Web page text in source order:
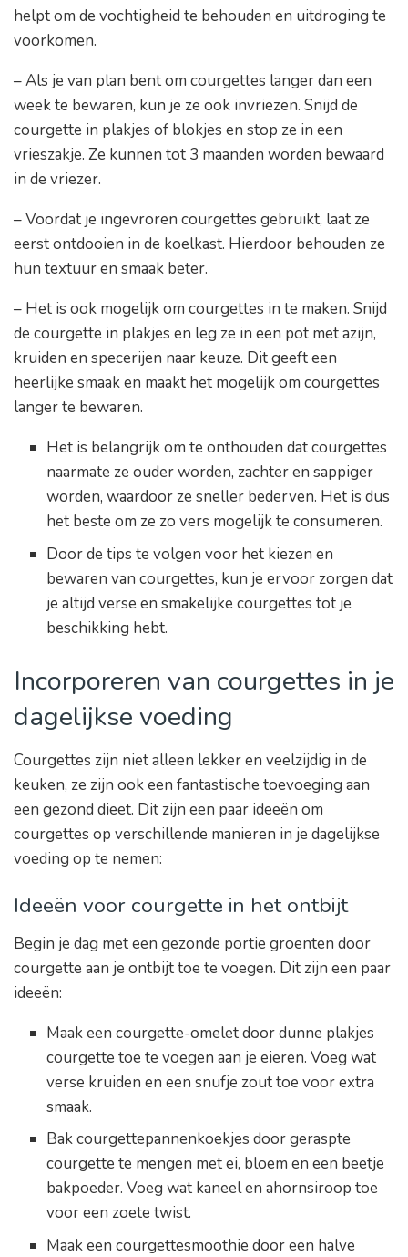
helpt om de vochtigheid te behouden en uitdroging te
voorkomen.
– Als je van plan bent om courgettes langer dan een
week te bewaren, kun je ze ook invriezen. Snijd de
courgette in plakjes of blokjes en stop ze in een
vrieszakje. Ze kunnen tot 3 maanden worden bewaard
in de vriezer.
– Voordat je ingevroren courgettes gebruikt, laat ze
eerst ontdooien in de koelkast. Hierdoor behouden ze
hun textuur en smaak beter.
– Het is ook mogelijk om courgettes in te maken. Snijd
de courgette in plakjes en leg ze in een pot met azijn,
kruiden en specerijen naar keuze. Dit geeft een
heerlijke smaak en maakt het mogelijk om courgettes
langer te bewaren.
Het is belangrijk om te onthouden dat courgettes
naarmate ze ouder worden, zachter en sappiger
worden, waardoor ze sneller bederven. Het is dus
het beste om ze zo vers mogelijk te consumeren.
Door de tips te volgen voor het kiezen en
bewaren van courgettes, kun je ervoor zorgen dat
je altijd verse en smakelijke courgettes tot je
beschikking hebt.
Incorporeren van courgettes in je
dagelijkse voeding
Courgettes zijn niet alleen lekker en veelzijdig in de
keuken, ze zijn ook een fantastische toevoeging aan
een gezond dieet. Dit zijn een paar ideeën om
courgettes op verschillende manieren in je dagelijkse
voeding op te nemen:
Ideeën voor courgette in het ontbijt
Begin je dag met een gezonde portie groenten door
courgette aan je ontbijt toe te voegen. Dit zijn een paar
ideeën:
Maak een courgette-omelet door dunne plakjes
courgette toe te voegen aan je eieren. Voeg wat
verse kruiden en een snufje zout toe voor extra
smaak.
Bak courgettepannenkoekjes door geraspte
courgette te mengen met ei, bloem en een beetje
bakpoeder. Voeg wat kaneel en ahornsiroop toe
voor een zoete twist.
Maak een courgettesmoothie door een halve